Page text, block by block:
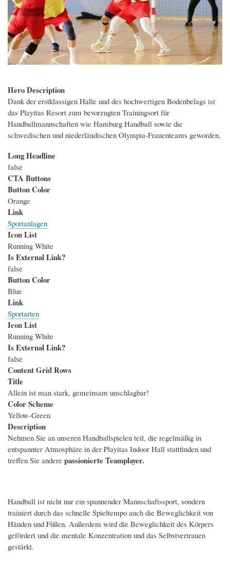
Hero Description
Dank der erstklassigen Halle und des hochwertigen Bodenbelags ist
das Playitas Resort zum bevorzugten Trainingsort für
Handballmannschaften wie Hamburg Handball sowie die
schwedischen und niederländischen Olympia-Frauenteams geworden.
Long Headline
false
CTA Buttons
Button Color
Orange
Link
Sportanlagen
Icon List
Running White
Is External Link?
false
Button Color
Blue
Link
Sportarten
Icon List
Running White
Is External Link?
false
Content Grid Rows
Title
Allein ist man stark, gemeinsam unschlagbar!
Color Scheme
Yellow-Green
Description
Nehmen Sie an unseren Handballspielen teil, die regelmäßig in
entspannter Atmosphäre in der Playitas Indoor Hall stattfinden und
treffen Sie andere passionierte Teamplayer.
Handball ist nicht nur ein spannender Mannschaftssport, sondern
trainiert durch das schnelle Spieltempo auch die Beweglichkeit von
Händen und Füßen. Außerdem wird die Beweglichkeit des Körpers
gefördert und die mentale Konzentration und das Selbstvertrauen
gestärkt.